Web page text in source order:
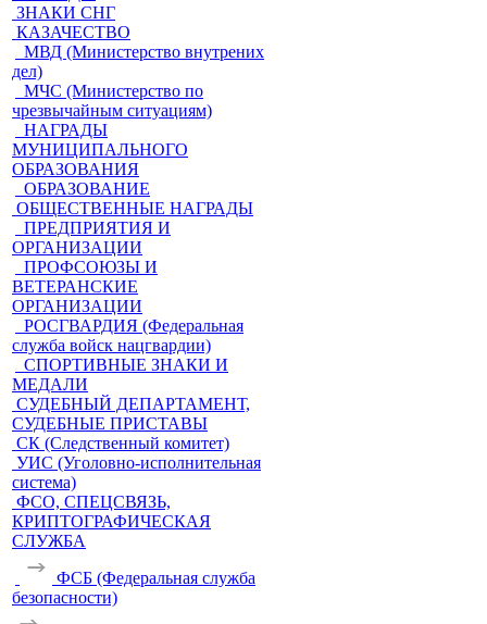
ЗНАКИ СНГ
КАЗАЧЕСТВО
МВД (Министерство внутрених
дел)
МЧС (Министерство по
чрезвычайным ситуациям)
НАГРАДЫ
МУНИЦИПАЛЬНОГО
ОБРАЗОВАНИЯ
ОБРАЗОВАНИЕ
ОБЩЕСТВЕННЫЕ НАГРАДЫ
ПРЕДПРИЯТИЯ И
ОРГАНИЗАЦИИ
ПРОФСОЮЗЫ И
ВЕТЕРАНСКИЕ
ОРГАНИЗАЦИИ
РОСГВАРДИЯ (Федеральная
служба войск нацгвардии)
СПОРТИВНЫЕ ЗНАКИ И
МЕДАЛИ
СУДЕБНЫЙ ДЕПАРТАМЕНТ,
СУДЕБНЫЕ ПРИСТАВЫ
СК (Следственный комитет)
УИС (Уголовно-исполнительная
система)
ФСО, СПЕЦСВЯЗЬ,
КРИПТОГРАФИЧЕСКАЯ
СЛУЖБА
ФСБ (Федеральная служба
безопасности)